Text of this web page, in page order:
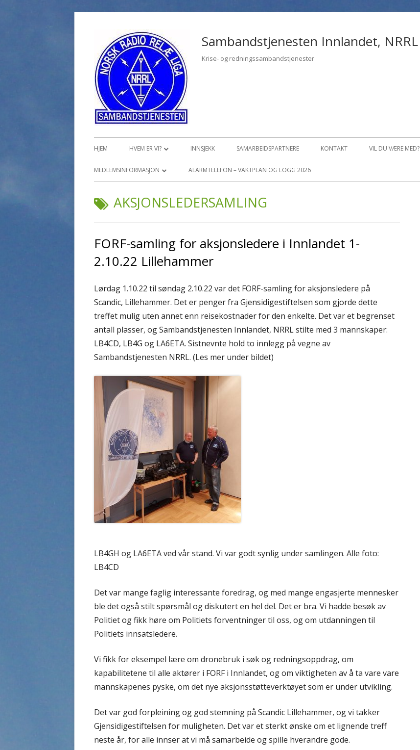
Sambandstjenesten Innlandet, NRRL
Krise- og redningssambandstjenester
Primærmeny
HJEM HVEM ER VI?
ØVELSER, KURS OG OPPLÆRING
INNSJEKK SAMARBEIDSPARTNERE KONTAKT VIL DU VÆRE MED?
MEDLEMSINFORMASJON ALARMTELEFON – VAKTPLAN OG LOGG 2026
STIKKORD:
AKSJONSLEDERSAMLING
FORF-samling for aksjonsledere i Innlandet 1-
2.10.22 Lillehammer
Lørdag 1.10.22 til søndag 2.10.22 var det FORF-samling for aksjonsledere på
Scandic, Lillehammer. Det er penger fra Gjensidigestiftelsen som gjorde dette
treffet mulig uten annet enn reisekostnader for den enkelte. Det var et begrenset
antall plasser, og Sambandstjenesten Innlandet, NRRL stilte med 3 mannskaper:
LB4CD, LB4G og LA6ETA. Sistnevnte hold to innlegg på vegne av
Sambandstjenesten NRRL. (Les mer under bildet)
LB4GH og LA6ETA ved vår stand. Vi var godt synlig under samlingen. Alle foto:
LB4CD
Det var mange faglig interessante foredrag, og med mange engasjerte mennesker
ble det også stilt spørsmål og diskutert en hel del. Det er bra. Vi hadde besøk av
Politiet og fikk høre om Politiets forventninger til oss, og om utdanningen til
Politiets innsatsledere.
Vi fikk for eksempel lære om dronebruk i søk og redningsoppdrag, om
kapabilitetene til alle aktører i FORF i Innlandet, og om viktigheten av å ta vare vare
mannskapenes pyske, om det nye aksjonsstøtteverktøyet som er under utvikling.
Det var god forpleining og god stemning på Scandic Lillehammer, og vi takker
Gjensidigestiftelsen for muligheten. Det var et sterkt ønske om et lignende treff
neste år, for alle innser at vi må samarbeide og spille hverandre gode.